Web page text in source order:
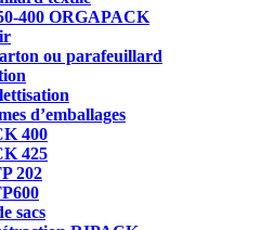
400 ORGAPACK
ou parafeuillard
d’emballages
400
425
202
sacs